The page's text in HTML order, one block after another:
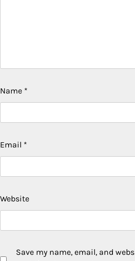
Name *
Email *
Website
Save my name, email, and